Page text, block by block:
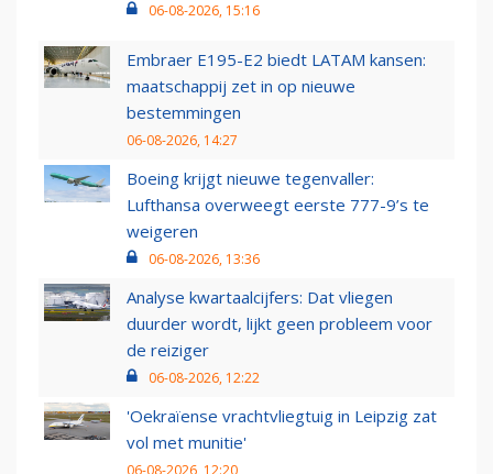
06-08-2026, 15:16
Embraer E195-E2 biedt LATAM kansen:
maatschappij zet in op nieuwe
bestemmingen
06-08-2026, 14:27
Boeing krijgt nieuwe tegenvaller:
Lufthansa overweegt eerste 777-9’s te
weigeren
06-08-2026, 13:36
Analyse kwartaalcijfers: Dat vliegen
duurder wordt, lijkt geen probleem voor
de reiziger
06-08-2026, 12:22
'Oekraïense vrachtvliegtuig in Leipzig zat
vol met munitie'
06-08-2026, 12:20